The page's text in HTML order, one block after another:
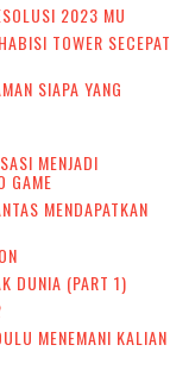
2023 MU
TOWER SECEPAT
SIAPA YANG
MENJADI
GAME
MENDAPATKAN
DUNIA (PART 1)
MENEMANI KALIAN